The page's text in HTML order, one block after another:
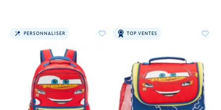
PERSONNALISER TOP VENTES